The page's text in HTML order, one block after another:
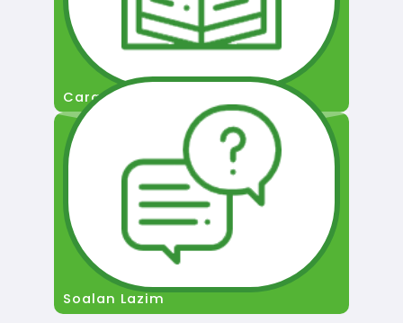
Cara Permohonan
Soalan Lazim